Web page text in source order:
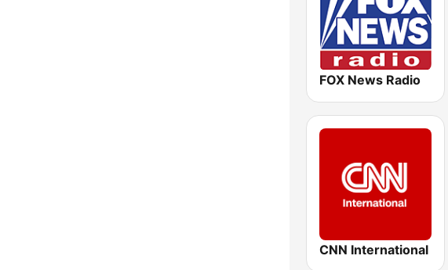
FOX News Radio
CNN International